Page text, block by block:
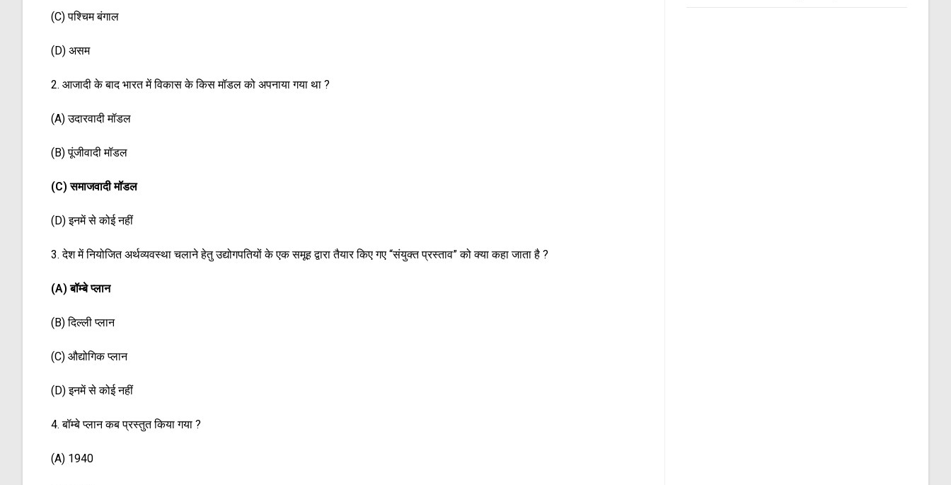
(C) पश्चिम बंगाल
(D) असम
2. आजादी के बाद भारत में विकास के किस मॉडल को अपनाया गया था ?
(A) उदारवादी मॉडल
(B) पूंजीवादी मॉडल
(C) समाजवादी मॉडल
(D) इनमें से कोई नहीं
3. देश में नियोजित अर्थव्यवस्था चलाने हेतु उद्योगपतियों के एक समूह द्वारा तैयार किए गए “संयुक्त प्रस्ताव” को क्या कहा जाता है ?
(A) बॉम्बे प्लान
(B) दिल्ली प्लान
(C) औद्योगिक प्लान
(D) इनमें से कोई नहीं
4. बॉम्बे प्लान कब प्रस्तुत किया गया ?
(A) 1940